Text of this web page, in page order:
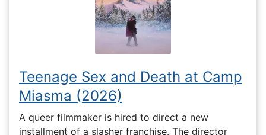
Teenage Sex and Death at Camp
Miasma (2026)
A queer filmmaker is hired to direct a new
installment of a slasher franchise. The director